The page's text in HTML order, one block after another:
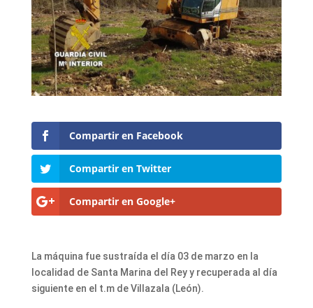
Compartir en Facebook
Compartir en Twitter
Compartir en Google+
La máquina fue sustraída el día 03 de marzo en la
localidad de Santa Marina del Rey y recuperada al día
siguiente en el t.m de Villazala (León).